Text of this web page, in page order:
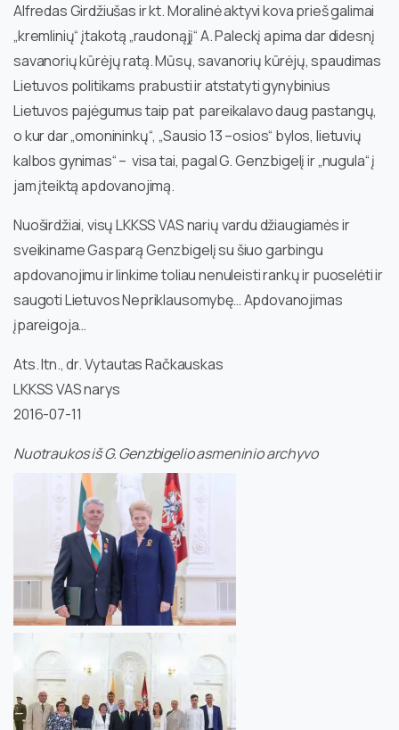
Alfredas Girdžiušas ir kt. Moralinė aktyvi kova prieš galimai
„kremlinių“ įtakotą „raudonąjį“ A. Paleckį apima dar didesnį
savanorių kūrėjų ratą. Mūsų, savanorių kūrėjų, spaudimas
Lietuvos politikams prabusti ir atstatyti gynybinius
Lietuvos pajėgumus taip pat pareikalavo daug pastangų,
o kur dar „omonininkų“, „Sausio 13 –osios“ bylos, lietuvių
kalbos gynimas“ – visa tai, pagal G. Genzbigelį ir „nugula“ į
jam įteiktą apdovanojimą.
Nuoširdžiai, visų LKKSS VAS narių vardu džiaugiamės ir
sveikiname Gasparą Genzbigelį su šiuo garbingu
apdovanojimu ir linkime toliau nenuleisti rankų ir puoselėti ir
saugoti Lietuvos Nepriklausomybę… Apdovanojimas
įpareigoja…
Ats. ltn., dr. Vytautas Račkauskas
LKKSS VAS narys
2016-07-11
Nuotraukos iš G. Genzbigelio asmeninio archyvo